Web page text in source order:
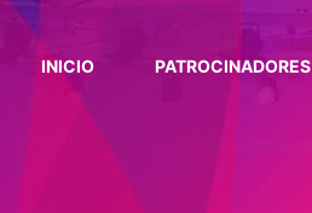
INICIO PATROCINADORES